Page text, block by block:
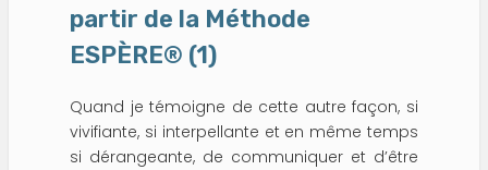
partir de la Méthode
ESPÈRE® (1)
Quand je témoigne de cette autre façon, si
vivifiante, si interpellante et en même temps
si dérangeante, de communiquer et d’être